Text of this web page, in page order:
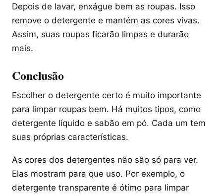
Depois de lavar, enxágue bem as roupas. Isso
remove o detergente e mantém as cores vivas.
Assim, suas roupas ficarão limpas e durarão
mais.
Conclusão
Escolher o detergente certo é muito importante
para limpar roupas bem. Há muitos tipos, como
detergente líquido e sabão em pó. Cada um tem
suas próprias características.
As cores dos detergentes não são só para ver.
Elas mostram para que uso. Por exemplo, o
detergente transparente é ótimo para limpar